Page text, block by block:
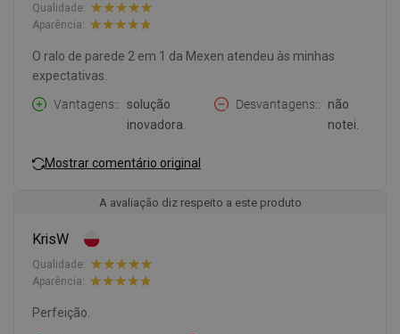
Qualidade:
Aparência:
O ralo de parede 2 em 1 da Mexen atendeu às minhas
expectativas.
Vantagens:
solução
inovadora.
Desvantagens:
não
notei.
Mostrar comentário original
A avaliação diz respeito a este produto
KrisW
Qualidade:
Aparência:
Perfeição.